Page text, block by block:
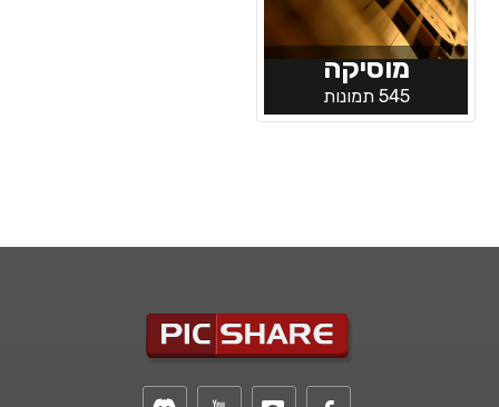
מוסיקה
545 תמונות